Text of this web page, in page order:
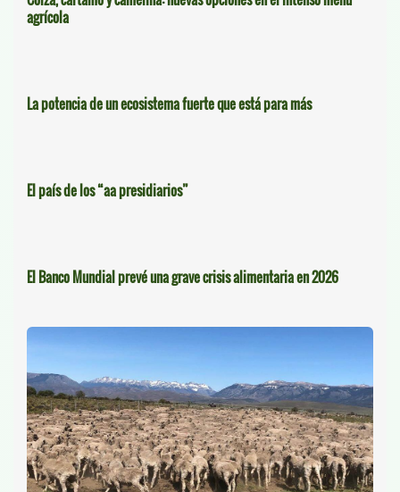
agrícola
La potencia de un ecosistema fuerte que está para más
El país de los “aa presidiarios”
El Banco Mundial prevé una grave crisis alimentaria en 2026